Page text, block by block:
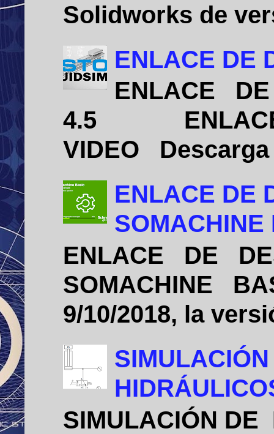
Solidworks de
ENLACE DE
ENLACE
4.5 ENLACE
VIDEO
ENLACE DE
SOMACHINE
ENLACE DE
SOMACHINE
9/10/2018, la
SIMULACIÓN